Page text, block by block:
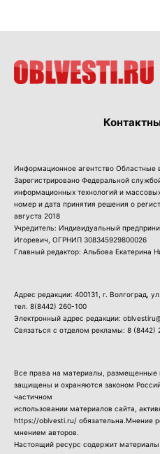
Информационное агентство Областные
Зарегистрировано Федеральной
информационных технологий и
номер и дата принятия решения о
августа 2018
Учредитель: Индивидуальный
Игоревич, ОГРНИП 308345929800026
Главный редактор: Альбова Екатерина
Адрес редакции: 400131, г. Волгоград,
тел. 8(8442) 260-100
Электронный адрес редакции:
Связаться с отделом рекламы: 8 (8442)
Все права на материалы, размещенные
защищены и охраняются законом
частичном
использовании материалов сайта,
https://oblvesti.ru/ обязательна.Мнение
мнением авторов.
Настоящий ресурс содержит материалы